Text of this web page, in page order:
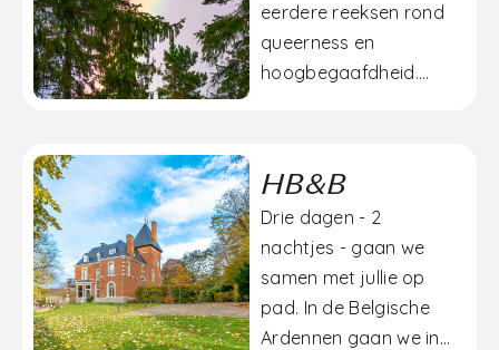
eerdere reeksen rond
queerness en
hoogbegaafdheid....
HB&B
Drie dagen - 2
nachtjes - gaan we
samen met jullie op
pad. In de Belgische
Ardennen gaan we in...